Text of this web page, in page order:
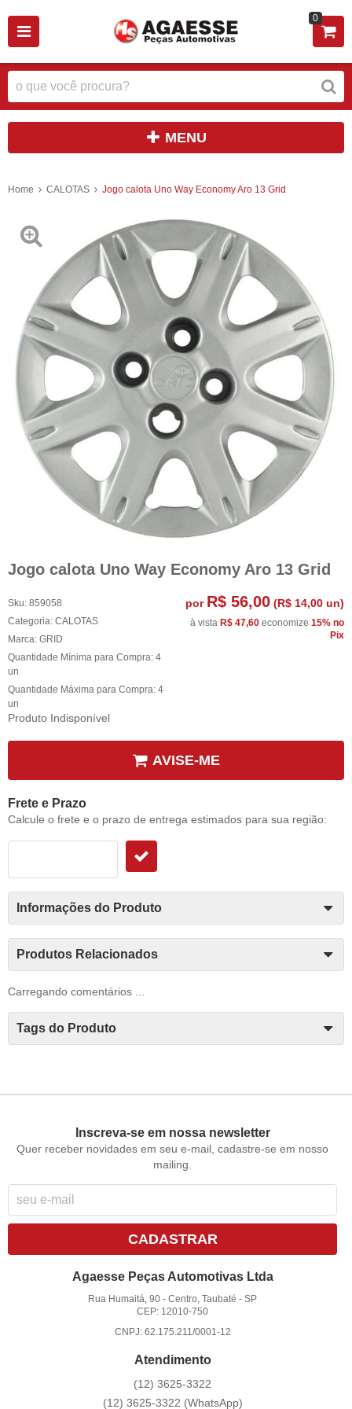
0
MENU
Home CALOTAS Jogo calota Uno Way Economy Aro 13 Grid
Jogo calota Uno Way Economy Aro 13 Grid
Sku: 859058
Categoria: CALOTAS
Marca: GRID
Quantidade Mínima para Compra: 4
un
Quantidade Máxima para Compra: 4
un
Produto Indisponível
por R$ 56,00 (R$ 14,00 un)
à vista R$ 47,60 economize 15% no
Pix
AVISE-ME
Frete e Prazo
Calcule o frete e o prazo de entrega estimados para sua região:
Informações do Produto
Produtos Relacionados
Carregando comentários ...
Tags do Produto
Inscreva-se em nossa newsletter
Quer receber novidades em seu e-mail, cadastre-se em nosso
mailing.
CADASTRAR
Agaesse Peças Automotivas Ltda
Rua Humaitá, 90 -Centro, Taubaté -SP
CEP: 12010-750
CNPJ: 62.175.211/0001-12
Atendimento
(12) 3625-3322
(12) 3625-3322 (WhatsApp)